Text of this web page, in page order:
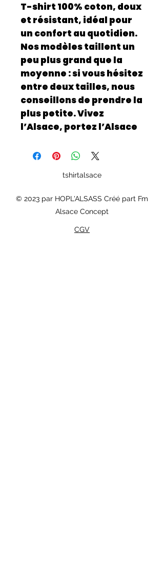
T-shirt 100% coton, doux
et résistant, idéal pour
un confort au quotidien.
Nos modèles taillent un
peu plus grand que la
moyenne : si vous hésitez
entre deux tailles, nous
conseillons de prendre la
plus petite. Vivez
l’Alsace, portez l’Alsace
tshirtalsace
© 2023 par HOPL'ALSASS Créé part Fm
Alsace Concept
CGV